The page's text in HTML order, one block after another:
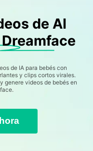
de AI
de IA para bebés con
y clips cortos virales.
genere videos de bebés en